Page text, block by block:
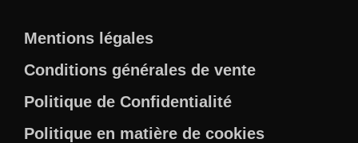
Mentions légales
Conditions générales de vente
Politique de Confidentialité
Politique en matière de cookies